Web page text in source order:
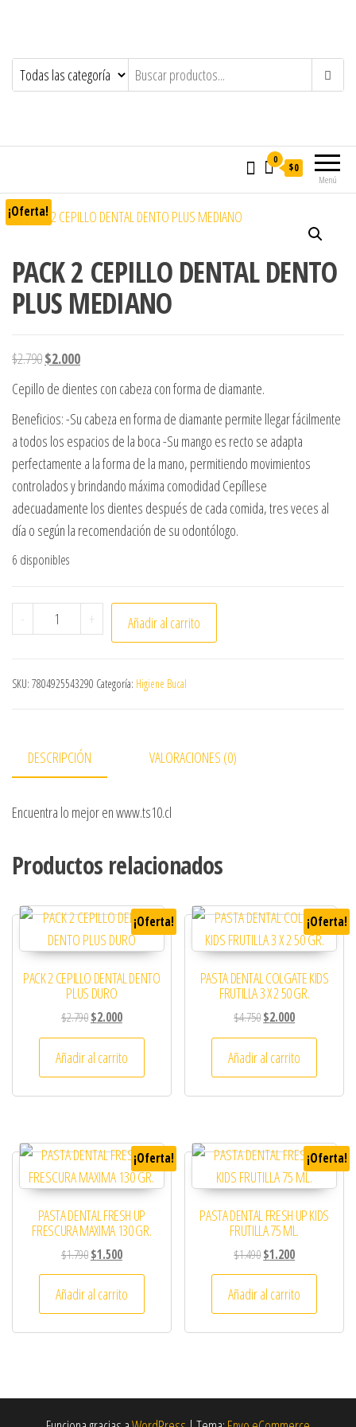
Menú
0
$0
¡Oferta!
PACK 2 CEPILLO DENTAL DENTO
PLUS MEDIANO
$2.790El precio original era: $2.790.
$2.000El precio actual es: $2.000.
Cepillo de dientes con cabeza con forma de diamante.
Beneficios: -Su cabeza en forma de diamante permite llegar fácilmente
a todos los espacios de la boca -Su mango es recto se adapta
perfectamente a la forma de la mano, permitiendo movimientos
controlados y brindando máxima comodidad Cepíllese
adecuadamente los dientes después de cada comida, tres veces al
día o según la recomendación de su odontólogo.
6 disponibles
- PACK 2 CEPILLO DENTAL DENTO PLUS MEDIANO cantidad
+ Añadir al carrito
SKU: 7804925543290 Categoría: Higiene Bucal
DESCRIPCIÓN VALORACIONES (0)
Encuentra lo mejor en www.ts10.cl
Productos relacionados
¡Oferta!
PACK 2 CEPILLO DENTAL DENTO
PLUS DURO
$2.790El precio original era: $2.790.
$2.000El precio actual es: $2.000.
Añadir al carrito
¡Oferta!
PASTA DENTAL COLGATE KIDS
FRUTILLA 3 X 2 50 GR.
$4.750El precio original era:
$2.000El precio
Añadir al carrito
¡Oferta!
PASTA DENTAL FRESH UP
FRESCURA MAXIMA 130 GR.
$1.790El precio original era: $1.790.
$1.500El precio actual es: $1.500.
Añadir al carrito
¡Oferta!
PASTA DENTAL FRESH UP KIDS
FRUTILLA 75 ML.
$1.490El precio original era:
$1.200El precio
Añadir al carrito